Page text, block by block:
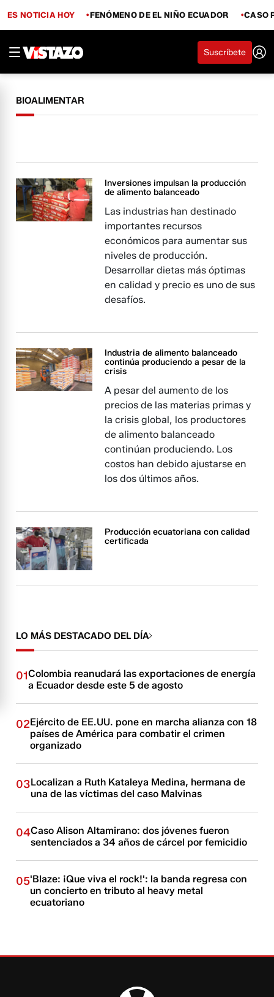
ES NOTICIA HOY FENÓMENO DE EL NIÑO ECUADOR CASO
Suscríbete
BIOALIMENTAR
Inversiones impulsan la producción
de alimento balanceado
Las industrias han destinado
importantes recursos
económicos para aumentar sus
niveles de producción.
Desarrollar dietas más óptimas
en calidad y precio es uno de sus
desafíos.
Industria de alimento balanceado
continúa produciendo a pesar de la
crisis
A pesar del aumento de los
precios de las materias primas y
la crisis global, los productores
de alimento balanceado
continúan produciendo. Los
costos han debido ajustarse en
los dos últimos años.
Producción ecuatoriana con calidad
certificada
LO MÁS DESTACADO DEL DÍA
01Colombia reanudará las exportaciones de energía
a Ecuador desde este 5 de agosto
02Ejército de EE.UU. pone en marcha alianza con 18
países de América para combatir el crimen
organizado
03Localizan a Ruth Kataleya Medina, hermana de
una de las víctimas del caso Malvinas
04Caso Alison Altamirano: dos jóvenes fueron
sentenciados a 34 años de cárcel por femicidio
05'Blaze: ¡Que viva el rock!': la banda regresa con
un concierto en tributo al heavy metal
ecuatoriano